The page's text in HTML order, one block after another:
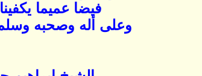
فيضا عميما
وعلى أله وصحبه